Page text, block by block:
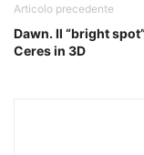
Articolo precedente
Dawn. Il “bright
Ceres in 3D